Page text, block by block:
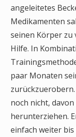
angeleitetes
Medikamenten
seinen Körper zu
Hilfe. In
paar Monaten
noch nicht,
herunterziehen.
einfach weiter